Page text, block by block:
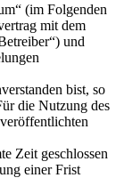
(im Folgenden
mit dem
und
bist, so
die Nutzung des
Zeit geschlossen
einer Frist